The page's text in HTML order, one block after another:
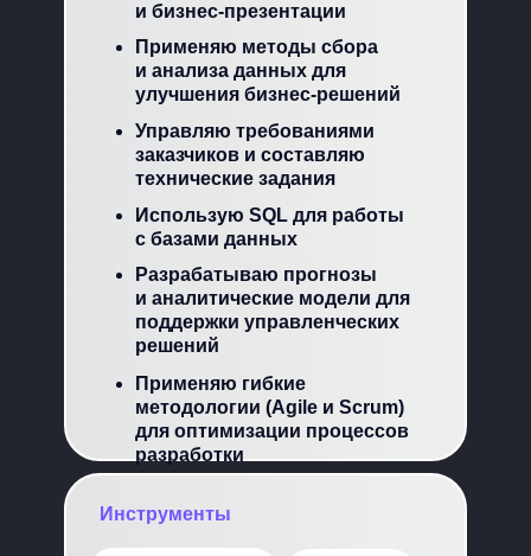
и бизнес-презентации
Применяю методы сбора
и анализа данных для
улучшения бизнес-решений
Управляю требованиями
заказчиков и составляю
технические задания
Использую SQL для работы
с базами данных
Разрабатываю прогнозы
и аналитические модели для
поддержки управленческих
решений
Применяю гибкие
методологии (Agile и Scrum)
для оптимизации процессов
разработки
Инструменты